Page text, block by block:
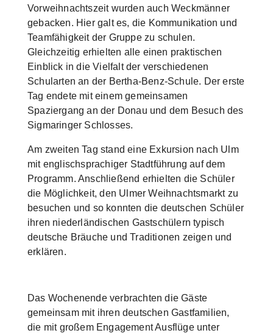
Vorweihnachtszeit wurden auch Weckmänner
gebacken. Hier galt es, die Kommunikation und
Teamfähigkeit der Gruppe zu schulen.
Gleichzeitig erhielten alle einen praktischen
Einblick in die Vielfalt der verschiedenen
Schularten an der Bertha-Benz-Schule. Der erste
Tag endete mit einem gemeinsamen
Spaziergang an der Donau und dem Besuch des
Sigmaringer Schlosses.
Am zweiten Tag stand eine Exkursion nach Ulm
mit englischsprachiger Stadtführung auf dem
Programm. Anschließend erhielten die Schüler
die Möglichkeit, den Ulmer Weihnachtsmarkt zu
besuchen und so konnten die deutschen Schüler
ihren niederländischen Gastschülern typisch
deutsche Bräuche und Traditionen zeigen und
erklären.
Das Wochenende verbrachten die Gäste
gemeinsam mit ihren deutschen Gastfamilien,
die mit großem Engagement Ausflüge unter